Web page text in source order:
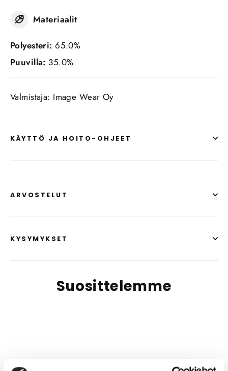
Materiaalit
Polyesteri:65.0%
Puuvilla: 35.0%
Valmistaja: Image Wear Oy
KÄYTTÖ JA HOITO-OHJEET
ARVOSTELUT
KYSYMYKSET
Suosittelemme